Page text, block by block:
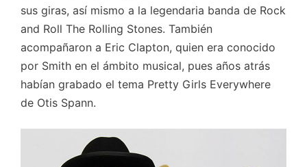
sus giras, así mismo a la legendaria banda de Rock
and Roll The Rolling Stones. También
acompañaron a Eric Clapton, quien era conocido
por Smith en el ámbito musical, pues años atrás
habían grabado el tema Pretty Girls Everywhere
de Otis Spann.